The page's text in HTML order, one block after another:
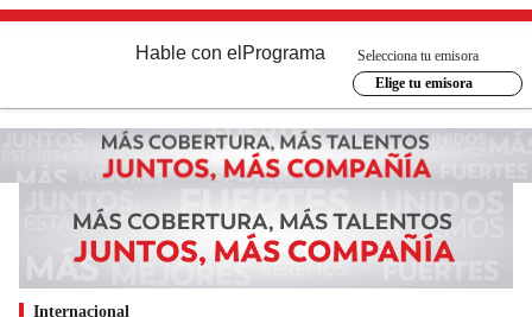
Hable con el Programa
Selecciona tu emisora
Elige tu emisora
Internacional